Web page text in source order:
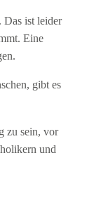
Das ist leider
Eine
gibt es
zu sein, vor
und